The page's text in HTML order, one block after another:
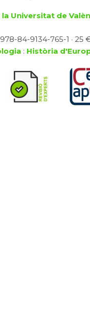
Universitat de
84-9134-765-1 · 25
: Història